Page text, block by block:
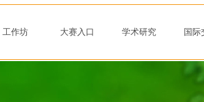
工作坊 大赛入口 学术研究 国际